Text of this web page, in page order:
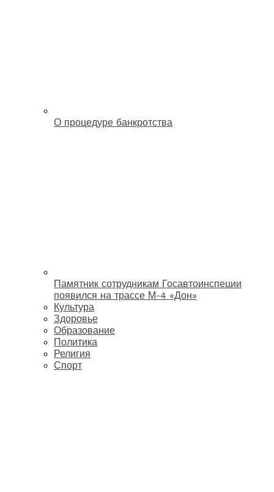
О процедуре банкротства
Памятник сотрудникам Госавтоинспеции
появился на трассе М-4 «Дон»
Культура
Здоровье
Образование
Политика
Религия
Спорт